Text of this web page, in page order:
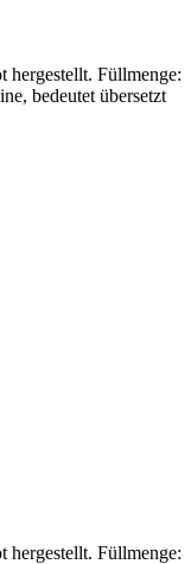
hergestellt. Füllmenge:
bedeutet übersetzt
hergestellt. Füllmenge: